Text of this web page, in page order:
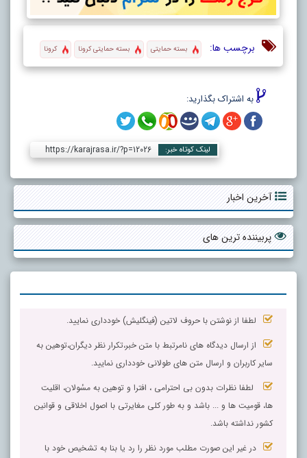
برچسب ها: بسته حمایتی بسته حمایتی کرونا کرونا
به اشتراک بگذارید:
لینک کوتاه خبر: https://karajrasa.ir/?p=12026
آخرین اخبار
پربیننده ترین های
لطفا از نوشتن با حروف لاتین (فینگلیش) خودداری نمایید.
از ارسال دیدگاه های نامرتبط با متن خبر،تکرار نظر دیگران،توهین به
سایر کاربران و ارسال متن های طولانی خودداری نمایید.
لطفا نظرات بدون بی احترامی ، افترا و توهین به مسٔولان، اقلیت
ها، قومیت ها و ... باشد و به طور کلی مغایرتی با اصول اخلاقی و قوانین
کشور نداشته باشد.
در غیر این صورت مطلب مورد نظر را رد یا بنا به تشخیص خود با